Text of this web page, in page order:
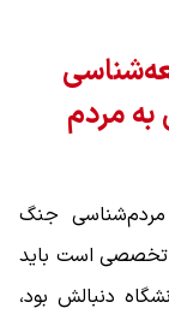
به مردم
جنگ
تخصصی است باید
دنبالش بود،